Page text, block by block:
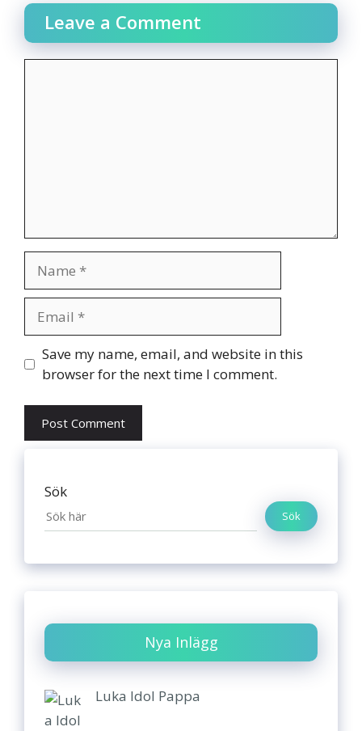
Leave a Comment
Website
Save my name, email, and website in this
browser for the next time I comment.
Sök
Sök
Nya Inlägg
Luka Idol Pappa